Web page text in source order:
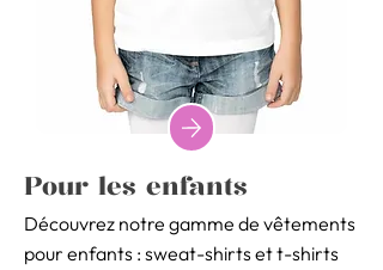
Pour les enfants
Découvrez notre gamme de vêtements
pour enfants : sweat-shirts et t-shirts